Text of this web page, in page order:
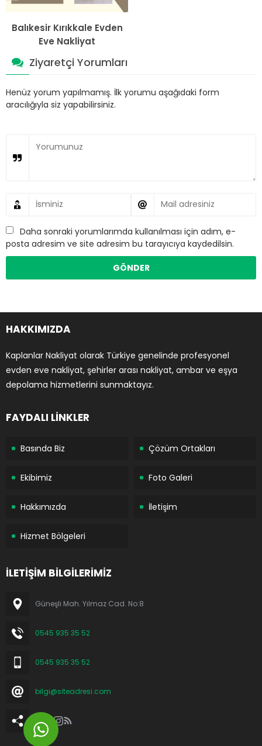
Balıkesir Kırıkkale Evden
Eve Nakliyat
Ziyaretçi Yorumları
Henüz yorum yapılmamış. İlk yorumu aşağıdaki form
aracılığıyla siz yapabilirsiniz.
Daha sonraki yorumlarımda kullanılması için adım, e-
posta adresim ve site adresim bu tarayıcıya kaydedilsin.
HAKKIMIZDA
Kaplanlar Nakliyat olarak Türkiye genelinde profesyonel
evden eve nakliyat, şehirler arası nakliyat, ambar ve eşya
depolama hizmetlerini sunmaktayız.
FAYDALI LİNKLER
Basında Biz Çözüm Ortakları
Ekibimiz Foto Galeri
Hakkımızda İletişim
Hizmet Bölgeleri
İLETİŞİM BİLGİLERİMİZ
Güneşli Mah. Yılmaz Cad. No:8
0545 935 35 52
0545 935 35 52
bilgi@siteadresi.com